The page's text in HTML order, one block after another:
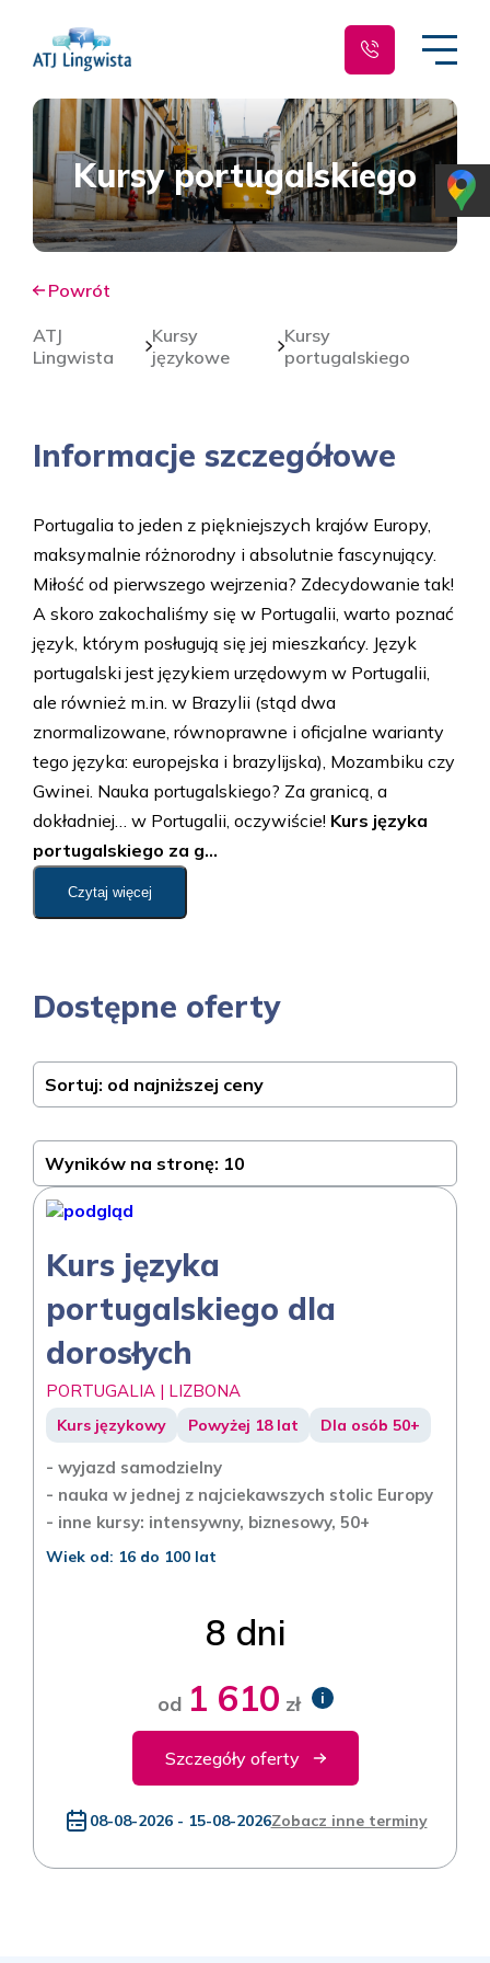
Kursy portugalskiego
Powrót
ATJ
Lingwista
Kursy
językowe
Kursy
portugalskiego
Informacje szczegółowe
Portugalia to jeden z piękniejszych krajów Europy,
maksymalnie różnorodny i absolutnie fascynujący.
Miłość od pierwszego wejrzenia? Zdecydowanie tak!
A skoro zakochaliśmy się w Portugalii, warto poznać
język, którym posługują się jej mieszkańcy. Język
portugalski jest językiem urzędowym w Portugalii,
ale również m.in. w Brazylii (stąd dwa
znormalizowane, równoprawne i oficjalne warianty
tego języka: europejska i brazylijska), Mozambiku czy
Gwinei. Nauka portugalskiego? Za granicą, a
dokładniej… w Portugalii, oczywiście! Kurs języka
portugalskiego za g...
Czytaj więcej
Dostępne oferty
Sortuj: od najniższej ceny
Wyników na stronę: 10
Kurs języka
portugalskiego dla
dorosłych
PORTUGALIA | LIZBONA
Kurs językowy Powyżej 18 lat Dla osób 50+
- wyjazd samodzielny
- nauka w jednej z najciekawszych stolic Europy
- inne kursy: intensywny, biznesowy, 50+
Wiek od: 16 do 100 lat
8 dni
od 1 610 zł i
Szczegóły oferty
08-08-2026 - 15-08-2026Zobacz inne terminy